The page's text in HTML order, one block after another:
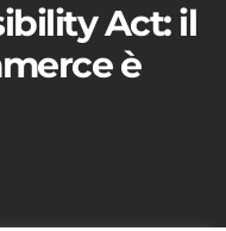
Act: il
è